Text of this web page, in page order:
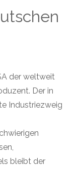
der weltweit
Der in
Industriezweig
bleibt der